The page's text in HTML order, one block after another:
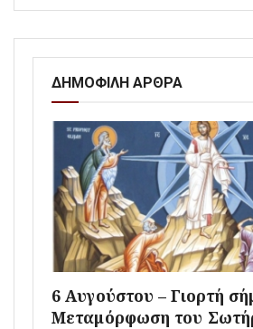
ΔΗΜΟΦΙΛΗ ΑΡΘΡΑ
6 Αυγούστου – Γιορτή
Μεταμόρφωση του